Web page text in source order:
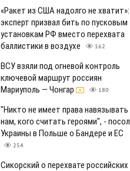
«Ракет из США надолго не хватит»:
эксперт призвал бить по пусковым
установкам РФ вместо перехвата
баллистики в воздухе
162
ВСУ взяли под огневой контроль
ключевой маршрут россиян
Мариуполь — Чонгар
180
"Никто не имеет права навязывать
нам, кого считать героями", - посол
Украины в Польше о Бандере и ЕС
254
Сикорский о перехвате российских